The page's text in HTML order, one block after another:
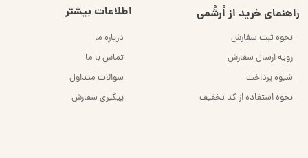
راهنمای خرید از اُرشُمی
نحوه ثبت سفارش
رویه ارسال سفارش
شیوه پرداخت
نحوه استفاده از کد تخفیف
اطلاعات بیشتر
درباره ما
تماس با ما
سوالات متداول
پیگیری سفارش